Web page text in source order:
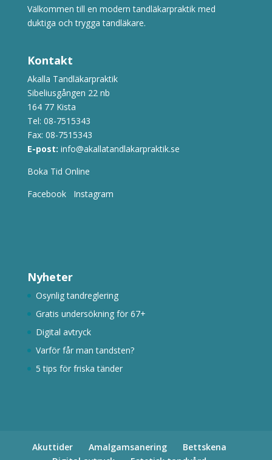
Välkommen till en modern tandläkarpraktik med
duktiga och trygga tandläkare.
Kontakt
Akalla Tandläkarpraktik
Sibeliusgången 22 nb
164 77 Kista
Tel: 08-7515343
Fax: 08-7515343
E-post: info@akallatandlakarpraktik.se
Boka Tid Online
Facebook
Instagram
Nyheter
Osynlig tandreglering
Gratis undersökning för 67+
Digital avtryck
Varför får man tandsten?
5 tips för friska tänder
Akuttider Amalgamsanering
Bettskena